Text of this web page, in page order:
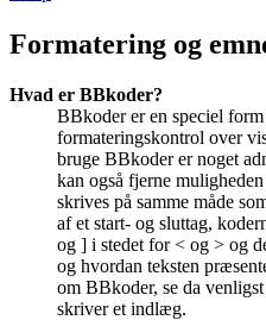
Formatering og
Hvad er BBkoder?
BBkoder er en speciel
formateringskontrol over
bruge BBkoder er noget
kan også fjerne
skrives på samme måde
af et start- og sluttag,
og ] i stedet for < og > og
og hvordan teksten
om BBkoder, se da
skriver et indlæg.